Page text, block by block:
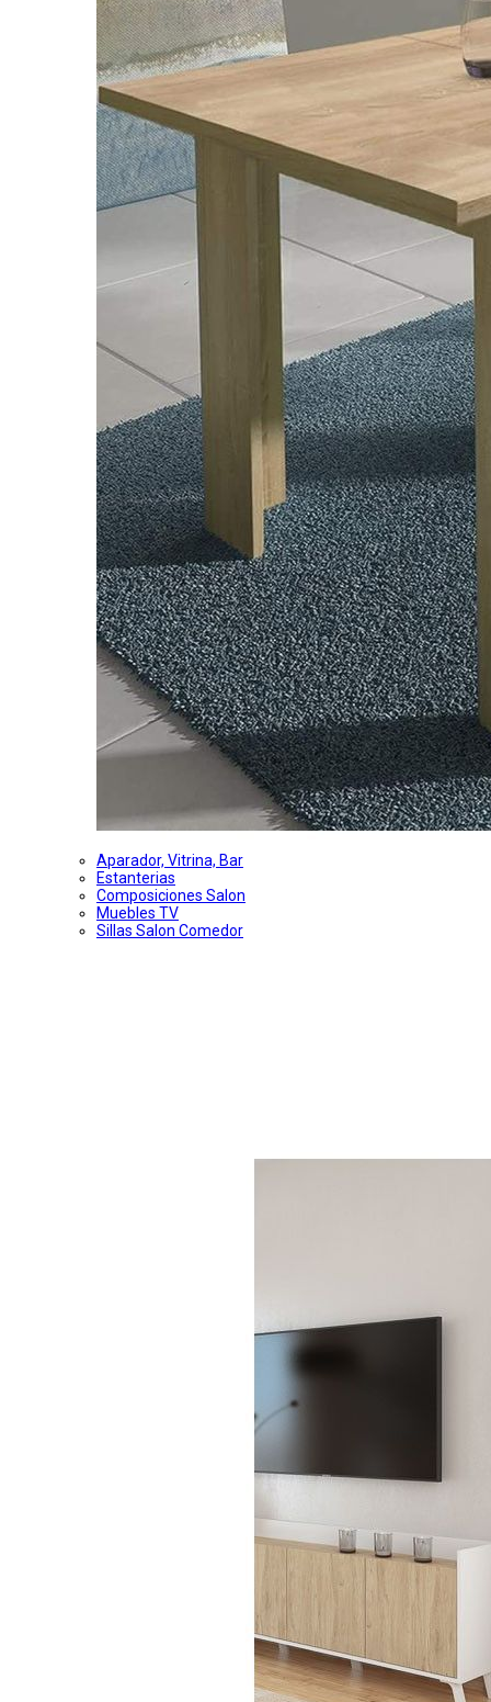
Aparador, Vitrina, Bar
Estanterias
Composiciones Salon
Muebles TV
Sillas Salon Comedor